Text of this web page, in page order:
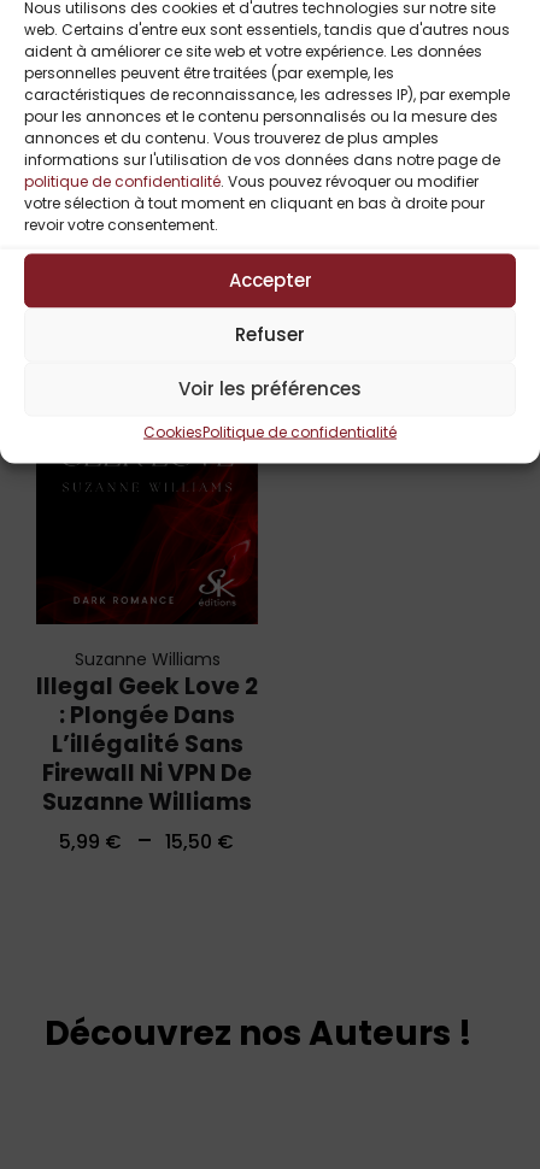
Nous utilisons des cookies et d'autres technologies sur notre site
web. Certains d'entre eux sont essentiels, tandis que d'autres nous
aident à améliorer ce site web et votre expérience. Les données
personnelles peuvent être traitées (par exemple, les
caractéristiques de reconnaissance, les adresses IP), par exemple
pour les annonces et le contenu personnalisés ou la mesure des
annonces et du contenu. Vous trouverez de plus amples
informations sur l'utilisation de vos données dans notre page de
politique de confidentialité . Vous pouvez révoquer ou modifier
votre sélection à tout moment en cliquant en bas à droite pour
revoir votre consentement.
Accepter
Refuser
Voir les préférences
CookiesPolitique de confidentialité
Manipulation et pouvoirs cachés
Conflit interne / Justice et moralité
Choc des réalités / Idéalisme vs. Réalité
Attirance contrariée / Secrets et
révélations
Transformation et rédemption
Titres Similaires
Illegal Geek Love 2
: Plongée Dans
L’illégalité Sans
Firewall Ni VPN De
Suzanne Williams
Suzanne Williams
5,99 € – 15,50 €
Découvrez nos Auteurs !